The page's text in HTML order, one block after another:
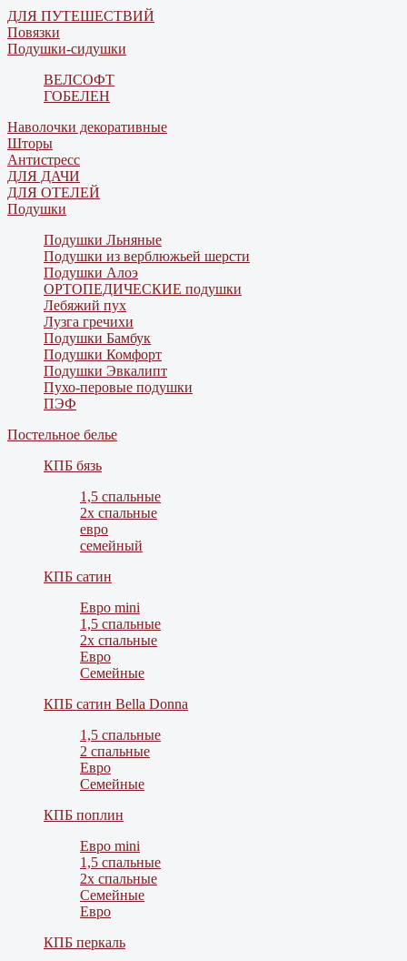
ДЛЯ ПУТЕШЕСТВИЙ
Повязки
Подушки-сидушки
ВЕЛСОФТ
ГОБЕЛЕН
Наволочки декоративные
Шторы
Антистресс
ДЛЯ ДАЧИ
ДЛЯ ОТЕЛЕЙ
Подушки
Подушки Льняные
Подушки из верблюжьей шерсти
Подушки Алоэ
ОРТОПЕДИЧЕСКИЕ подушки
Лебяжий пух
Лузга гречихи
Подушки Бамбук
Подушки Комфорт
Подушки Эвкалипт
Пухо-перовые подушки
ПЭФ
Постельное белье
КПБ бязь
1,5 спальные
2х спальные
евро
семейный
КПБ сатин
Евро mini
1,5 спальные
2х спальные
Евро
Семейные
КПБ сатин Bella Donna
1,5 спальные
2 спальные
Евро
Семейные
КПБ поплин
Евро mini
1,5 спальные
2х спальные
Семейные
Евро
КПБ перкаль